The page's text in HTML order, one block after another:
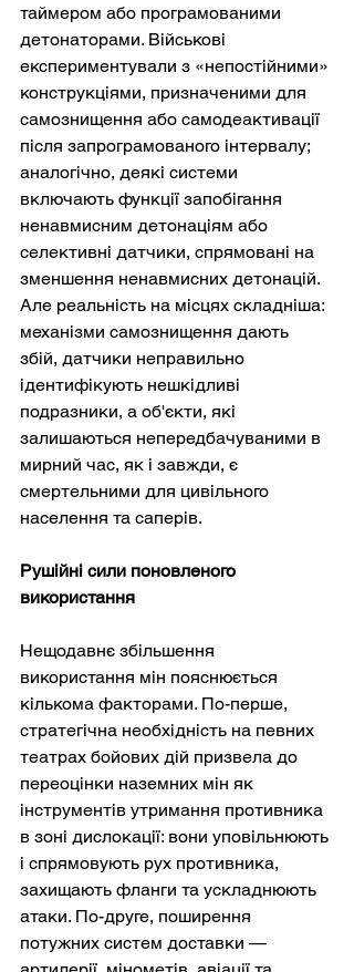
таймером або програмованими
детонаторами. Військові
експериментували з «непостійними»
конструкціями, призначеними для
самознищення або самодеактивації
після запрограмованого інтервалу;
аналогічно, деякі системи
включають функції запобігання
ненавмисним детонаціям або
селективні датчики, спрямовані на
зменшення ненавмисних детонацій.
Але реальність на місцях складніша:
механізми самознищення дають
збій, датчики неправильно
ідентифікують нешкідливі
подразники, а об'єкти, які
залишаються непередбачуваними в
мирний час, як і завжди, є
смертельними для цивільного
населення та саперів.
Рушійні сили поновленого
використання
Нещодавнє збільшення
використання мін пояснюється
кількома факторами. По-перше,
стратегічна необхідність на певних
театрах бойових дій призвела до
переоцінки наземних мін як
інструментів утримання противника
в зоні дислокації: вони уповільнюють
і спрямовують рух противника,
захищають фланги та ускладнюють
атаки. По-друге, поширення
потужних систем доставки —